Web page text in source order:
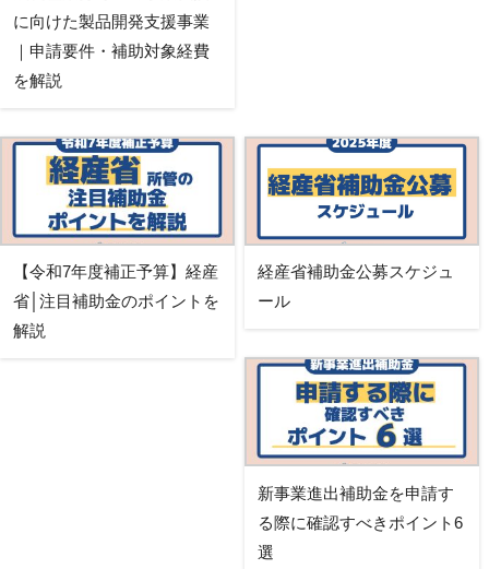
に向けた製品開発支援事業
｜申請要件・補助対象経費
を解説
【令和7年度補正予算】経産
省│注目補助金のポイントを
解説
経産省補助金公募スケジュ
ール
新事業進出補助金を申請す
る際に確認すべきポイント6
選